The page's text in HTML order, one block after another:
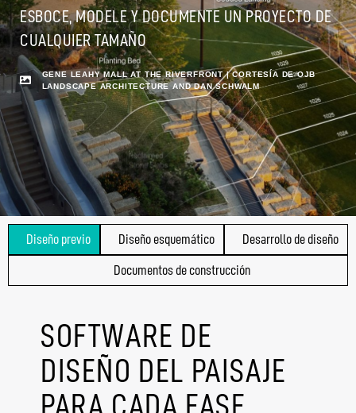
ESBOCE, MODELE Y DOCUMENTE UN PROYECTO DE
CUALQUIER TAMAÑO
GENE LEAHY MALL AT THE RIVERFRONT | CORTESÍA DE OJB
LANDSCAPE ARCHITECTURE AND DAN SCHWALM
Diseño previo Diseño esquemático Desarrollo de diseño
Documentos de construcción
SOFTWARE DE
DISEÑO DEL PAISAJE
PARA CADA FASE